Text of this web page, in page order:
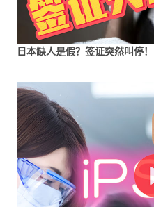
日本缺人是假？签证突然叫停！